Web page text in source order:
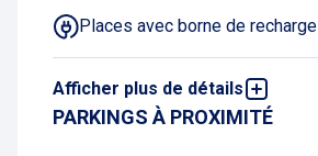
Places avec borne de recharge
Afficher plus de détails
GPL interdit
PARKINGS À PROXIMITÉ